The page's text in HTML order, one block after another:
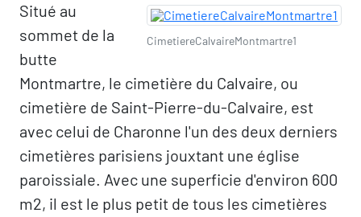
CimetiereCalvaireMontmartre1
Situé au
sommet de la
butte
Montmartre, le cimetière du Calvaire, ou
cimetière de Saint-Pierre-du-Calvaire, est
avec celui de Charonne l'un des deux derniers
cimetières parisiens jouxtant une église
paroissiale. Avec une superficie d'environ 600
m2, il est le plus petit de tous les cimetières